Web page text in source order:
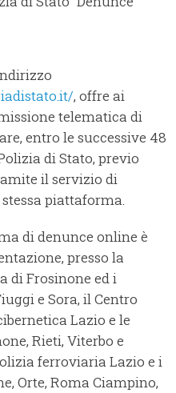
, offre ai
telematica di
entro le successive 48
di Stato, previo
il servizio di
piattaforma.
di denunce online è
presso la
di Frosinone ed i
e Sora, il Centro
Lazio e le
Rieti, Viterbo e
ferroviaria Lazio e i
Orte, Roma Ciampino,